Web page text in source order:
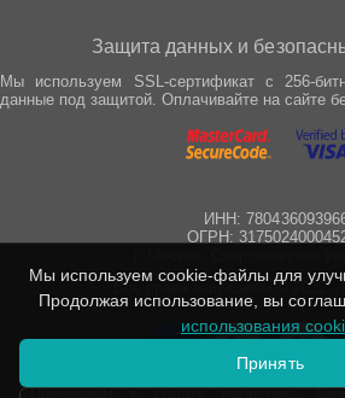
Защита данных и
Мы используем SSL-сертификат с 256-
данные под защитой. Оплачивайте на сайте
ИНН:
ОГРН:
Все права защищены © 2012 -
Принимаем к оплате наличные,
Мы используем cookie-файлы для
Продолжая использование, вы
использования
Принять